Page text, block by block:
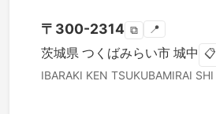
〒 300-2314 ⧉ 📍
茨城県 つくばみらい市 城中 📋
IBARAKI KEN TSUKUBAMIRAI SHI